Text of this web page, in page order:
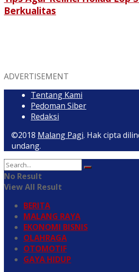
Berkualitas
ADVERTISEMENT
Tentang Kami
Pedoman Siber
Redaksi
©2018 Malang Pagi. Hak cipta
undang.
No Result
View All Result
BERITA
MALANG RAYA
EKONOMI BISNIS
OLAHRAGA
OTOMOTIF
GAYA HIDUP